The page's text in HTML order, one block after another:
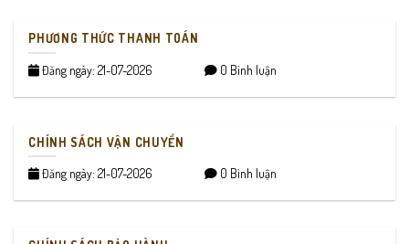
PHƯƠNG THỨC THANH TOÁN
Đăng ngày: 21-07-2026 0 Bình luận
CHÍNH SÁCH VẬN CHUYỂN
Đăng ngày: 21-07-2026 0 Bình luận